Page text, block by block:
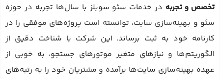
تخصص و تجربه در خدمات سئو سوبلز با سال‌ها تجربه در حوزه
سئو و بهینه‌سازی سایت، توانسته است پروژه‌های موفقی را در
کارنامه خود به ثبت برساند. این شرکت با شناخت دقیق از
الگوریتم‌ها و نیازهای متغیر موتورهای جستجو، به خوبی از
عهده بهینه‌سازی سایت‌ها برآمده و مشتریان خود را به رتبه‌های